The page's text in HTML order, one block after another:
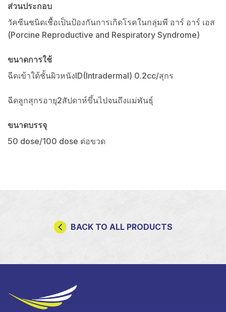
ส่วนประกอบ
วัคซีนชนิดเชื้อเป็นป้องกันการเกิดโรคในกลุ่มพี อาร์ อาร์ เอส
(Porcine Reproductive and Respiratory Syndrome)
ขนาดการใช้
ฉีดเข้าใต้ชั้นผิวหนังID(Intradermal) 0.2cc/สุกร
ฉีดลูกสุกรอายุ2สัปดาห์ขึ้นไปจนถึงแม่พันธุ์
ขนาดบรรจุ
50 dose/100 dose ต่อขวด
BACK TO ALL PRODUCTS